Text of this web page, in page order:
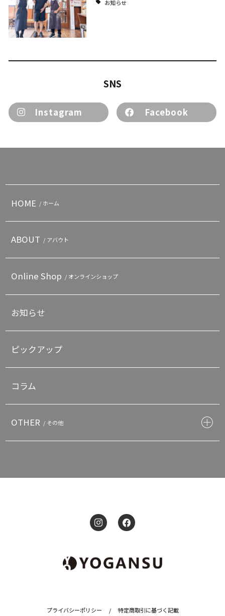
お知らせ
SNS
Instagram Facebook
HOME / ホーム
ABOUT / アバウト
Online Shop / オンラインショップ
お知らせ
ピックアップ
コラム
OTHER / その他
プライバシーポリシー / 特定商取引に基づく記載